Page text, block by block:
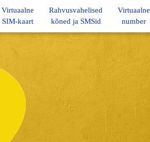
Virtuaalne
SIM-kaart
Rahvusvahelised
kõned ja SMSid
Virtuaalne
number